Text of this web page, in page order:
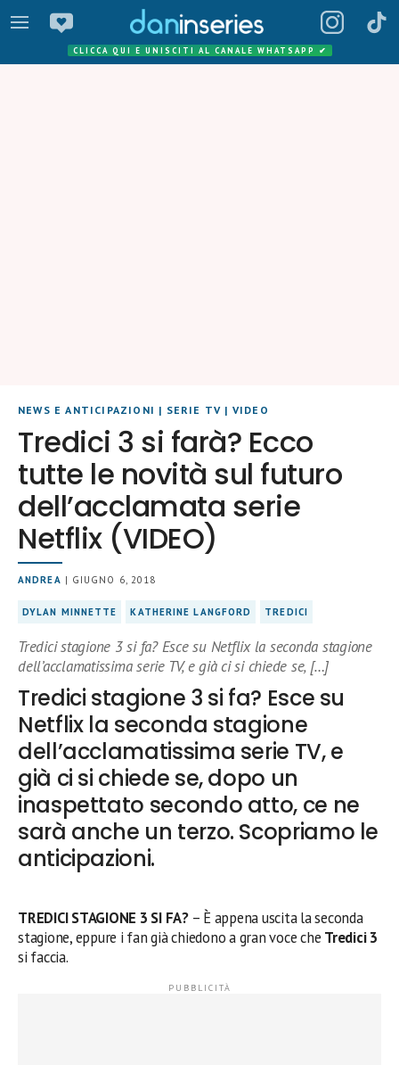
CLICCA QUI E UNISCITI AL CANALE WHATSAPP ✔
NEWS E ANTICIPAZIONI | SERIE TV | VIDEO
Tredici 3 si farà? Ecco
tutte le novità sul futuro
dell’acclamata serie
Netflix (VIDEO)
ANDREA | GIUGNO 6, 2018
DYLAN MINNETTE KATHERINE LANGFORD TREDICI
Tredici stagione 3 si fa? Esce su Netflix la seconda stagione
dell’acclamatissima serie TV, e già ci si chiede se, […]
Tredici stagione 3 si fa? Esce su
Netflix la seconda stagione
dell’acclamatissima serie TV, e
già ci si chiede se, dopo un
inaspettato secondo atto, ce ne
sarà anche un terzo. Scopriamo le
anticipazioni.
TREDICI STAGIONE 3 SI FA?– È appena uscita la seconda
stagione, eppure i fan già chiedono a gran voce che Tredici 3
si faccia.